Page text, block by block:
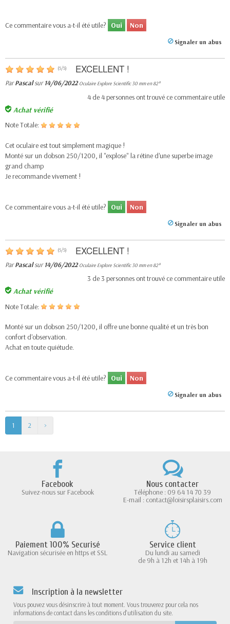
Ce commentaire vous a-t-il été utile? Oui Non
Signaler un abus
(5/5) EXCELLENT !
ParPascalsur14/06/2022 Oculaire Explore Scientific 30 mm en 82°
4 de4personnes ont trouvé ce commentaire utile
Achat vérifié
Note Totale:
Cet oculaire est tout simplement magique !
Monté sur un dobson 250/1200, il "explose" la rétine d'une superbe image
grand champ
Je recommande vivement !
Ce commentaire vous a-t-il été utile? Oui Non
Signaler un abus
(5/5) EXCELLENT !
ParPascalsur14/06/2022 Oculaire Explore Scientific 30 mm en 82°
3 de3 personnes ont trouvé ce commentaire utile
Achat vérifié
Note Totale:
Monté sur un dobson 250/1200, il offre une bonne qualité et un très bon
confort d'observation.
Achat en toute quiétude.
Ce commentaire vous a-t-il été utile? Oui Non
Signaler un abus
1 2 >
Facebook
Suivez-nous sur Facebook
Nous contacter
Téléphone : 09 64 14 70 39
E-mail : contact@loisirsplaisirs.com
Paiement 100% Securisé
Navigation sécurisée en https et SSL
Service client
Du lundi au samedi
de 9h à 12h et 14h à 19h
Inscription à la newsletter
Vous pouvez vous désinscrire à tout moment. Vous trouverez pour cela nos
informations de contact dans les conditions d'utilisation du site.